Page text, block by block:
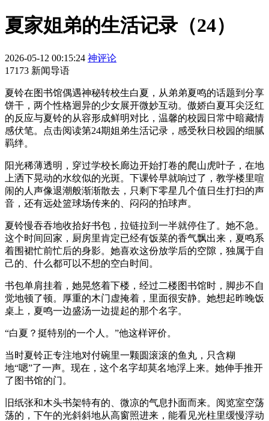
夏家姐弟的生活记录（24）
2026-05-12 00:15:24 神评论
17173 新闻导语
夏铃在图书馆偶遇神秘转校生白夏，从弟弟夏鸣的话题到分享
饼干，两个性格迥异的少女展开微妙互动。傲娇白夏耳尖泛红
的反应与夏铃的从容形成鲜明对比，温馨的校园日常中暗藏情
感伏笔。点击阅读第24期姐弟生活记录，感受秋日校园的细腻
羁绊。
阳光稀薄透明，穿过学校长廊边开始打卷的爬山虎叶子，在地
上洒下晃动的水纹似的光斑。下课铃早就响过了，教学楼里喧
闹的人声像退潮般渐渐散去，只剩下零星几个值日生打扫的声
音，还有远处篮球场传来的、闷闷的拍球声。
夏铃慢吞吞地收拾好书包，拉链拉到一半就停住了。她不急。
这个时间回家，厨房里肯定已经有饭菜的香气飘出来，夏鸣系
着围裙忙前忙后的身影。她喜欢这份放学后的空隙，独属于自
己的、什么都可以不想的空白时间。
书包单肩挂着，她晃悠着下楼，经过二楼图书馆时，脚步不自
觉地顿了顿。厚重的木门虚掩着，里面很安静。她想起昨晚饭
桌上，夏鸣一边盛汤一边提起的那个名字。
“白夏？挺特别的一个人。”他这样评价。
当时夏铃正专注地对付碗里一颗圆滚滚的鱼丸，只含糊
地“嗯”了一声。现在，这个名字却莫名地浮上来。她伸手推开
了图书馆的门。
旧纸张和木头书架特有的、微凉的气息扑面而来。阅览室空荡
荡的，下午的光斜斜地从高窗照进来，能看见光柱里缓慢浮动